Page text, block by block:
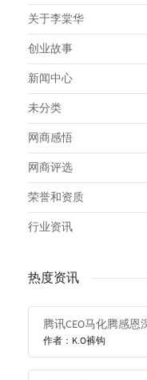
关于李棠华
创业故事
新闻中心
未分类
网商感悟
网商评选
荣誉和资质
行业资讯
热度资讯
作者：K.O裤钩